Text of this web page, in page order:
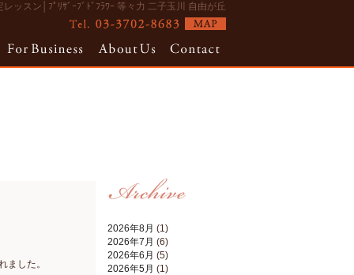
ッスン│ﾌﾟﾘｻﾞｰﾌﾞﾄﾞﾌﾗﾜｰ 等々力 二子玉川 自由が丘
2026年8月 (1)
2026年7月 (6)
2026年6月 (5)
2026年5月 (1)
した。